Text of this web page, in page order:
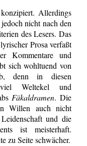
Allerdings
nicht nach den
des Lesers. Das
Prosa verfaßt
Kommentare und
sich wohltuend von
denn in diesen
Weltekel und
Fäkaldramen. Die
Willen auch nicht
und die
ist meisterhaft.
zu Seite schwächer.